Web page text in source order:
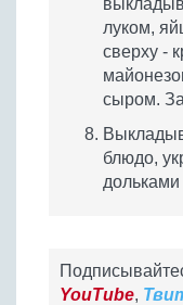
луком,
сверху -
сыром.
блюдо,
YouTube,